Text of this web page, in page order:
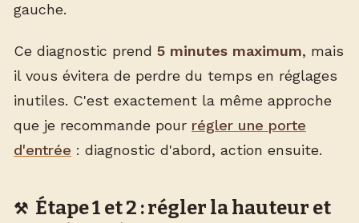
gauche.
Ce diagnostic prend 5 minutes maximum, mais
il vous évitera de perdre du temps en réglages
inutiles. C'est exactement la même approche
que je recommande pour régler une porte
d'entrée : diagnostic d'abord, action ensuite.
Étape 1 et 2 : régler la hauteur et